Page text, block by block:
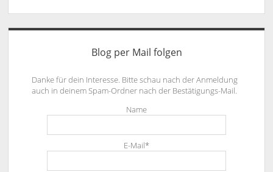
Blog per Mail folgen
Danke für dein Interesse. Bitte schau nach der Anmeldung
auch in deinem Spam-Ordner nach der Bestätigungs-Mail.
Name
E-Mail*